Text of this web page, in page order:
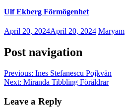
Ulf Ekberg Förmögenhet
April 20, 2024April 20, 2024 Maryam
Post navigation
Previous: Ines Stefanescu Pojkvän
Next: Miranda Tibbling Föräldrar
Leave a Reply